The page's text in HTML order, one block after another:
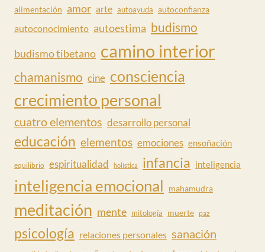
alimentación amor arte autoayuda autoconfianza
autoconocimiento autoestima budismo
budismo tibetano camino interior
chamanismo cine consciencia
crecimiento personal
cuatro elementos desarrollo personal
educación elementos emociones ensoñación
equilibrio espiritualidad holística infancia inteligencia
inteligencia emocional mahamudra
meditación mente mitología muerte paz
psicología relaciones personales sanación